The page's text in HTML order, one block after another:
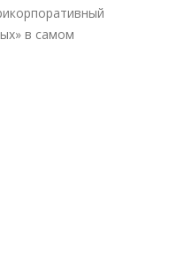
в самом